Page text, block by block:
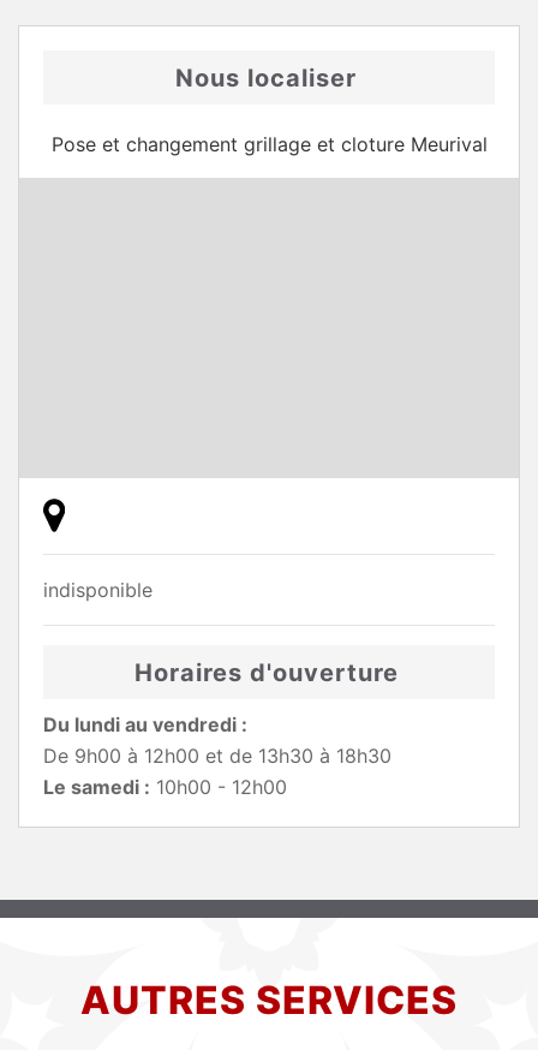
Nous localiser
Pose et changement grillage et cloture Meurival
indisponible
Horaires d'ouverture
Du lundi au vendredi :
De 9h00 à 12h00 et de 13h30 à 18h30
Le samedi : 10h00 - 12h00
AUTRES SERVICES